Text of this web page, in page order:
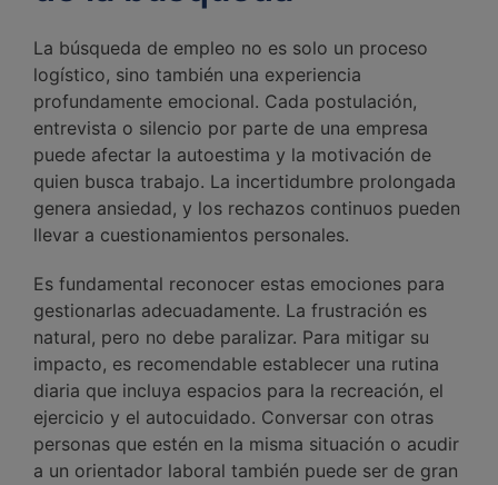
La búsqueda de empleo no es solo un proceso
logístico, sino también una experiencia
profundamente emocional. Cada postulación,
entrevista o silencio por parte de una empresa
puede afectar la autoestima y la motivación de
quien busca trabajo. La incertidumbre prolongada
genera ansiedad, y los rechazos continuos pueden
llevar a cuestionamientos personales.
Es fundamental reconocer estas emociones para
gestionarlas adecuadamente. La frustración es
natural, pero no debe paralizar. Para mitigar su
impacto, es recomendable establecer una rutina
diaria que incluya espacios para la recreación, el
ejercicio y el autocuidado. Conversar con otras
personas que estén en la misma situación o acudir
a un orientador laboral también puede ser de gran